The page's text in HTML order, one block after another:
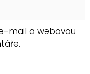
mail a webovou